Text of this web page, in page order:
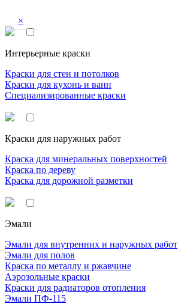
×
Интерьерные краски
Краски для стен и потолков
Краски для кухонь и ванн
Специализированные краски
Краски для наружных работ
Краска для минеральных поверхностей
Краска по дереву
Краска для дорожной разметки
Эмали
Эмали для внутренних и наружных работ
Эмали для полов
Краска по металлу и ржавчине
Аэрозольные краски
Краски для радиаторов отопления
Эмали ПФ-115